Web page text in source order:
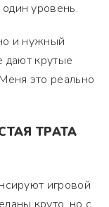
уровень.
и нужный
дают крутые
это реально
ТРАТА
игровой